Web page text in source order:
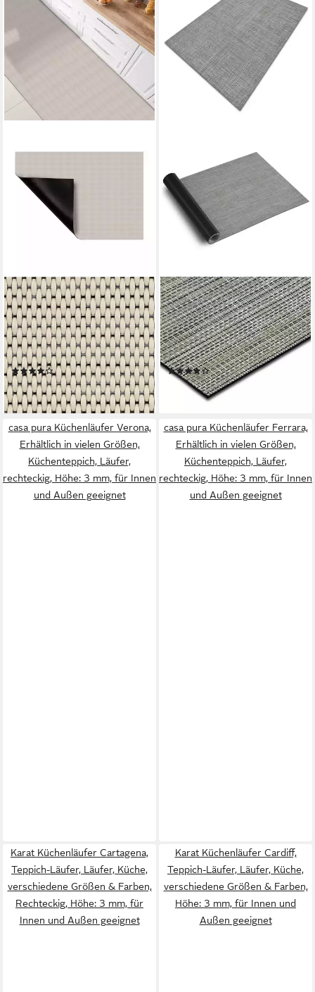
KARAT
Küchenläufer Daroca,
Teppich-Läufer, Läufer, Küche,
verschiedene Größen &
Farben, Rechteckig, Höhe: 3
mm, für Innen und Außen
geeignet
(2)
ab 22,99 €
lieferbar - in 3-4 Werktagen bei dir
CASA PURA
Küchenläufer Matera,
Erhältlich in vielen Größen,
Küchenteppich, Läufer, Höhe:
3 mm, für Innen und Außen
geeignet (1)
ab 25,99 €
lieferbar - in 3-4 Werktagen bei dir
casa pura Küchenläufer Verona,
Erhältlich in vielen Größen,
Küchenteppich, Läufer,
rechteckig, Höhe: 3 mm, für Innen
und Außen geeignet
casa pura Küchenläufer Ferrara,
Erhältlich in vielen Größen,
Küchenteppich, Läufer,
rechteckig, Höhe: 3 mm, für Innen
und Außen geeignet
Karat Küchenläufer Cartagena,
Teppich-Läufer, Läufer, Küche,
verschiedene Größen & Farben,
Rechteckig, Höhe: 3 mm, für
Innen und Außen geeignet
Karat Küchenläufer Cardiff,
Teppich-Läufer, Läufer, Küche,
verschiedene Größen & Farben,
Höhe: 3 mm, für Innen und
Außen geeignet